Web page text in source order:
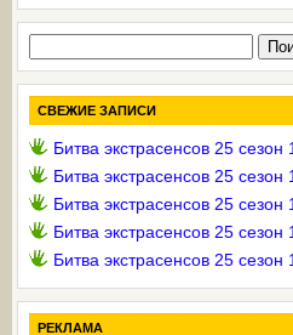
СВЕЖИЕ ЗАПИСИ
Битва экстрасенсов 25
Битва экстрасенсов 25
Битва экстрасенсов 25
Битва экстрасенсов 25
Битва экстрасенсов 25
РЕКЛАМА